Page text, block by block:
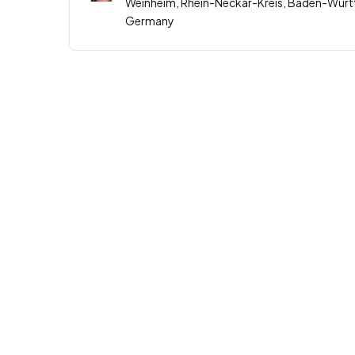
Germany